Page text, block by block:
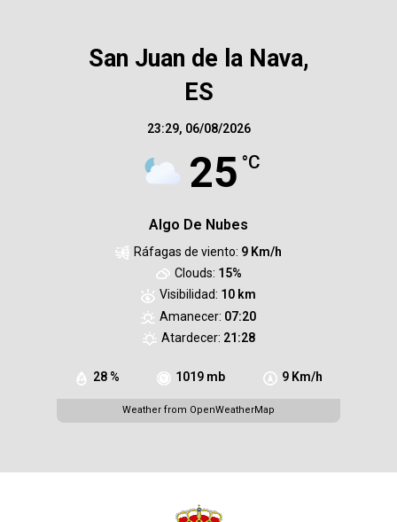
San Juan de la Nava,
ES
23:29, 06/08/2026
25 °C
Algo De Nubes
28 % 1019 mb 9 Km/h
Ráfagas de viento: 9 Km/h
Clouds: 15%
Visibilidad: 10 km
Amanecer: 07:20
Atardecer: 21:28
Weather from OpenWeatherMap